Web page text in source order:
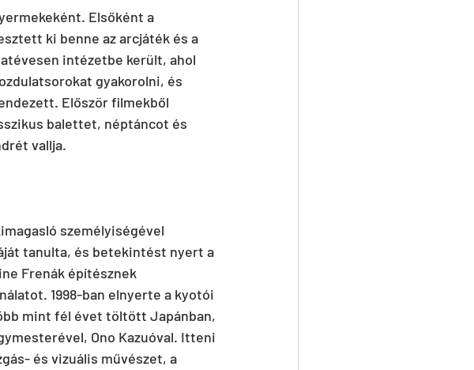
Elsőként a
ki benne az arcjáték és a
intézetbe került, ahol
gyakorolni, és
Először filmekből
balettet, néptáncot és
vallja.
személyiségével
tanulta, és betekintést nyert a
Frenák építésznek
1998-ban elnyerte a kyotói
mint fél évet töltött Japánban,
Ono Kazuóval. Itteni
és vizuális művészet, a